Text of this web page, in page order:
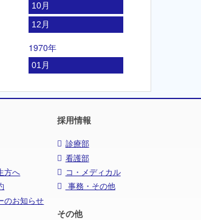
10月
12月
1970年
01月
方へ
のお知らせ
採用情報
診療部
看護部
コ・メディカル
事務・その他
その他